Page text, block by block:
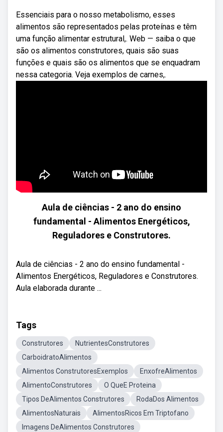
Essenciais para o nosso metabolismo, esses
alimentos são representados pelas proteínas e têm
uma função alimentar estrutural,. Web — saiba o que
são os alimentos construtores, quais são suas
funções e quais são os alimentos que se enquadram
nessa categoria. Veja exemplos de carnes,.
Aula de ciências - 2 ano do ensino
fundamental - Alimentos Energéticos,
Reguladores e Construtores.
Aula de ciências - 2 ano do ensino fundamental -
Alimentos Energéticos, Reguladores e Construtores.
Aula elaborada durante ...
Tags
Construtores
NutrientesConstrutores
CarboidratoAlimentos
Alimentos ConstrutoresExemplos
EnxofreAlimentos
AlimentoConstrutores
O QueE Proteina
Tipos DeAlimentos Construtores
RodaDos Alimentos
AlimentosNaturais
AlimentosRicos Em Triptofano
Imagens DeAlimentos Construtores